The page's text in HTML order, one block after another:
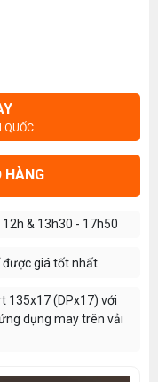
QUỐC
HÀNG
& 13h30 - 17h50
được giá tốt nhất
135x17 (DPx17) với
dụng may trên vải